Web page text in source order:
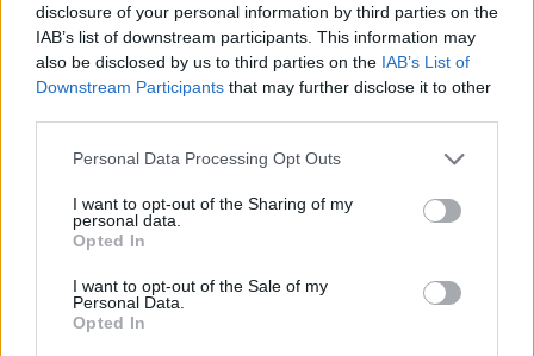
disclosure of your personal information by third parties on the
IAB’s list of downstream participants. This information may
also be disclosed by us to third parties on the IAB’s List of
Downstream Participants that may further disclose it to other
Please note that this website/app uses one or more Google
not limited to your visit or usage behaviour. You may click to
grant or deny consent to Google and its third-party tags to
use your data for below specified purposes in below Google
consent section.
Personal Data Processing Opt Outs
I want to opt-out of the Sharing of my
personal data.
Opted In
I want to opt-out of the Sale of my
Personal Data.
Opted In